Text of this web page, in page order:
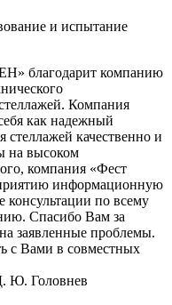
и испытание
благодарит компанию
Компания
как надежный
качественно и
на высоком
компания «Фест
информационную
консультации по всему
Спасибо Вам за
заявленные проблемы.
с Вами в совместных
Ю. Головнев